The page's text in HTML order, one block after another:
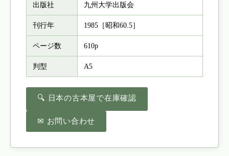
出版社 九州大学出版会
刊行年 1985［昭和60.5］
ページ数 610p
判型 A5
🔍 日本の古本屋で在庫確認
✉ お問い合わせ